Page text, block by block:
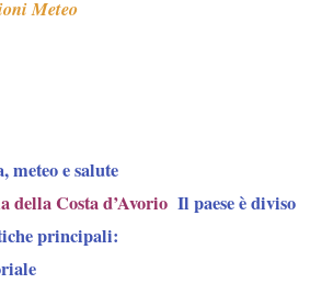
Meteo
e salute
della Costa d’Avorio Il paese è diviso
principali: